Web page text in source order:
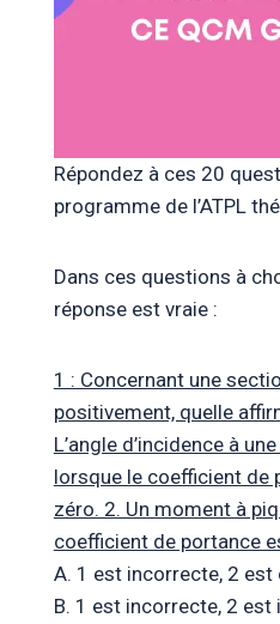
Répondez à ces 20
programme de l’ATPL
Dans ces questions à
réponse est vraie :
1 : Concernant une
positivement, quelle
L’angle d’incidence à
lorsque le coefficient de
zéro. 2. Un moment à
coefficient de portance
A. 1 est incorrecte, 2 est
B. 1 est incorrecte, 2 est